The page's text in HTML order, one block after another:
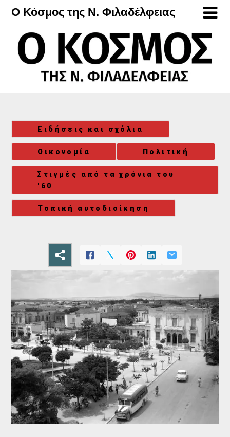
Μετάβαση
περιεχόμενο
Ο Κόσμος της Ν. Φιλαδέλφειας
Ειδήσεις και σχόλια
Οικονομία Πολιτική
Στιγμές από τα χρόνια του
'60
Τοπική αυτοδιοίκηση